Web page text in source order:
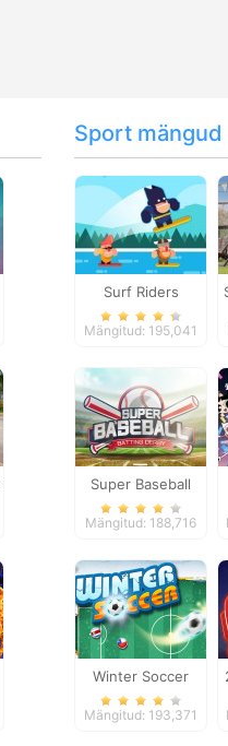
Sport mängud
Surf Riders
Mängitud: 195,041
Super Baseball
Mängitud: 188,716
Winter Soccer
Mängitud: 193,371